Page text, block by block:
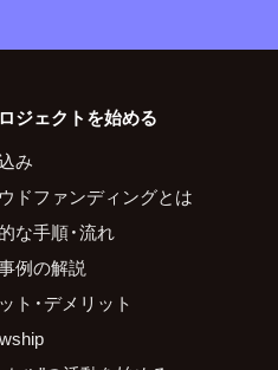
ジェクトを始める
み
ドファンディングとは
な手順・流れ
例の解説
ト・デメリット